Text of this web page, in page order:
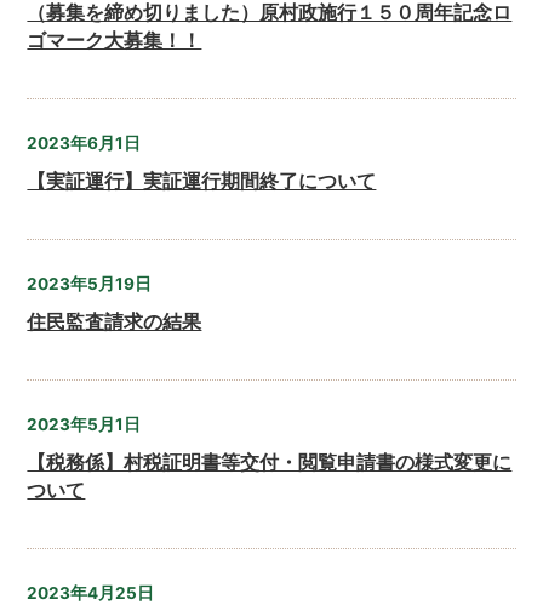
（募集を締め切りました）原村政施行１５０周年記念ロ
ゴマーク大募集！！
2023年6月1日
【実証運行】実証運行期間終了について
2023年5月19日
住民監査請求の結果
2023年5月1日
【税務係】村税証明書等交付・閲覧申請書の様式変更に
ついて
2023年4月25日